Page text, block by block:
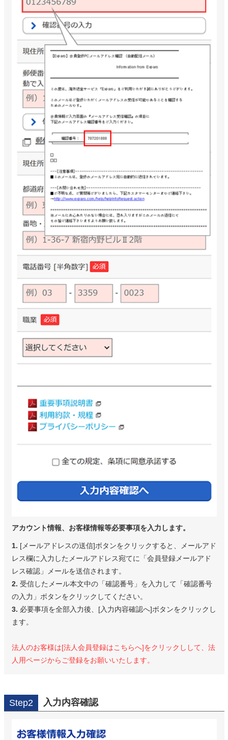
アカウント情報、お客様情報等必要事項を入力します。
1. [メールアドレスの送信]ボタンをクリックすると、メールアド
レス欄に入力したメールアドレス宛てに「会員登録メールアド
レス確認」メールを送信されます。
2. 受信したメール本文中の「確認番号」を入力して「確認番号
の入力」ボタンをクリックしてください。
3. 必要事項を全部入力後、[入力内容確認へ]ボタンをクリックし
ます。
法人のお客様は[法人会員登録はこちらへ]をクリックしして、法
人用ページからご登録をお願いいたします。
Step2 入力内容確認